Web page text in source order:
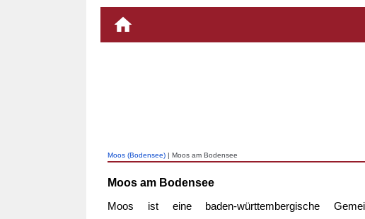
Moos (Bodensee) | Moos am Bodensee
Moos am Bodensee
Moos ist eine baden-württembergische